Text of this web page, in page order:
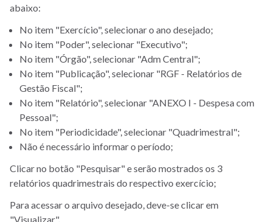
abaixo:
No item "Exercício", selecionar o ano desejado;
No item "Poder", selecionar "Executivo";
No item "Órgão", selecionar "Adm Central";
No item "Publicação", selecionar "RGF - Relatórios de
Gestão Fiscal";
No item "Relatório", selecionar "ANEXO I - Despesa com
Pessoal";
No item "Periodicidade", selecionar "Quadrimestral";
Não é necessário informar o período;
Clicar no botão "Pesquisar" e serão mostrados os 3
relatórios quadrimestrais do respectivo exercício;
Para acessar o arquivo desejado, deve-se clicar em
"Visualizar".